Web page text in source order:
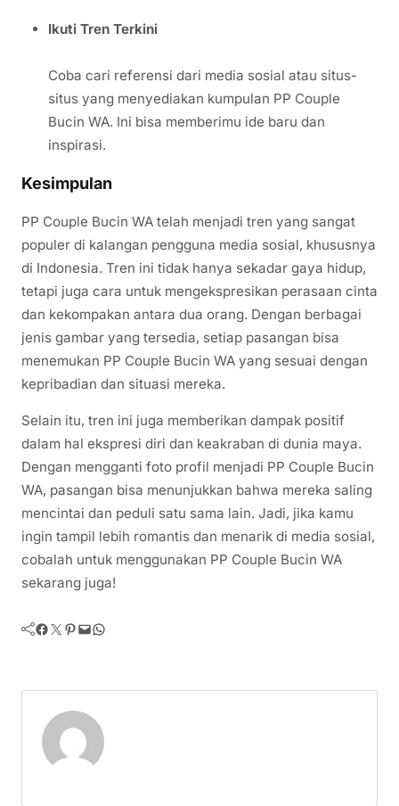
Ikuti Tren Terkini
Coba cari referensi dari media sosial atau situs-
situs yang menyediakan kumpulan PP Couple
Bucin WA. Ini bisa memberimu ide baru dan
inspirasi.
Kesimpulan
PP Couple Bucin WA telah menjadi tren yang sangat
populer di kalangan pengguna media sosial, khususnya
di Indonesia. Tren ini tidak hanya sekadar gaya hidup,
tetapi juga cara untuk mengekspresikan perasaan cinta
dan kekompakan antara dua orang. Dengan berbagai
jenis gambar yang tersedia, setiap pasangan bisa
menemukan PP Couple Bucin WA yang sesuai dengan
kepribadian dan situasi mereka.
Selain itu, tren ini juga memberikan dampak positif
dalam hal ekspresi diri dan keakraban di dunia maya.
Dengan mengganti foto profil menjadi PP Couple Bucin
WA, pasangan bisa menunjukkan bahwa mereka saling
mencintai dan peduli satu sama lain. Jadi, jika kamu
ingin tampil lebih romantis dan menarik di media sosial,
cobalah untuk menggunakan PP Couple Bucin WA
sekarang juga!
Facebook Twitter Pinterest Mail WhatsApp